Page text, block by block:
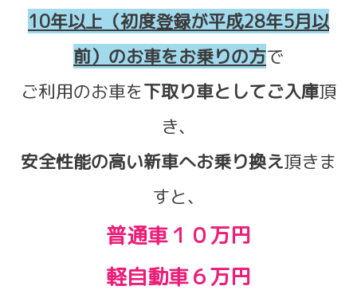
10年以上（初度登録が平成28年5月以
前）のお車をお乗りの方で
ご利用のお車を下取り車としてご入庫頂
き、
安全性能の高い新車へお乗り換え頂きま
すと、
普通車１０万円
軽自動車６万円